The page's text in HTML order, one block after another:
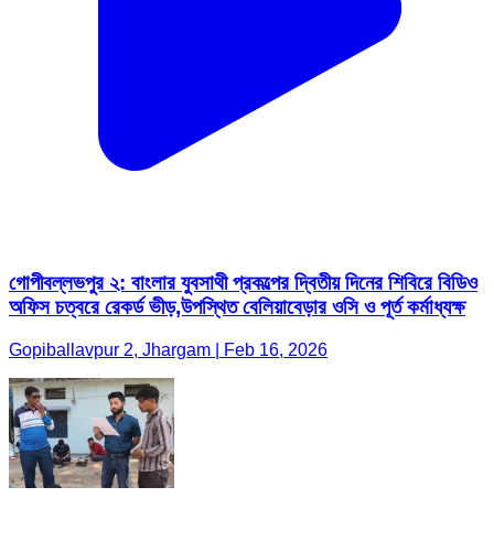
গোপীবল্লভপুর ২: বাংলার যুবসাথী প্রকল্পের দ্বিতীয় দিনের শিবিরে বিডিও
অফিস চত্বরে রেকর্ড ভীড়,উপস্থিত বেলিয়াবেড়ার ওসি ও পূর্ত কর্মাধ্যক্ষ
Gopiballavpur 2, Jhargam | Feb 16, 2026